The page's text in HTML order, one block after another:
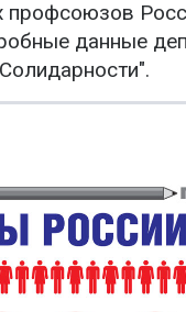
данные